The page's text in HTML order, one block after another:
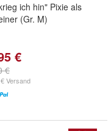
ich hin" Pixie als
(Gr. M)
€
€
Versand